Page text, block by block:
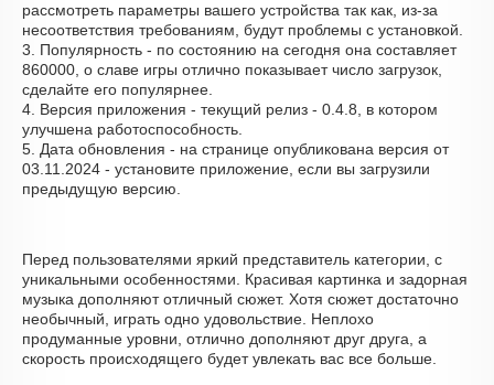
рассмотреть параметры вашего устройства так как, из-за
несоответствия требованиям, будут проблемы с установкой.
3. Популярность - по состоянию на сегодня она составляет
860000, о cлаве игры отлично показывает число загрузок,
сделайте его популярнее.
4. Версия приложения - текущий релиз - 0.4.8, в котором
улучшена работоспособность.
5. Дата обновления - на странице опубликована версия от
03.11.2024 - установите приложение, если вы загрузили
предыдущую версию.
Перед пользователями яркий представитель категории, с
уникальными особенностями. Красивая картинка и задорная
музыка дополняют отличный сюжет. Хотя сюжет достаточно
необычный, играть одно удовольствие. Неплохо
продуманные уровни, отлично дополняют друг друга, а
скорость происходящего будет увлекать вас все больше.